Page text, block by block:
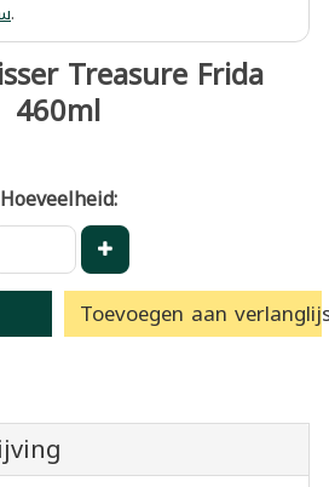
.
Treasure Frida
460ml
Hoeveelheid:
Toevoegen aan